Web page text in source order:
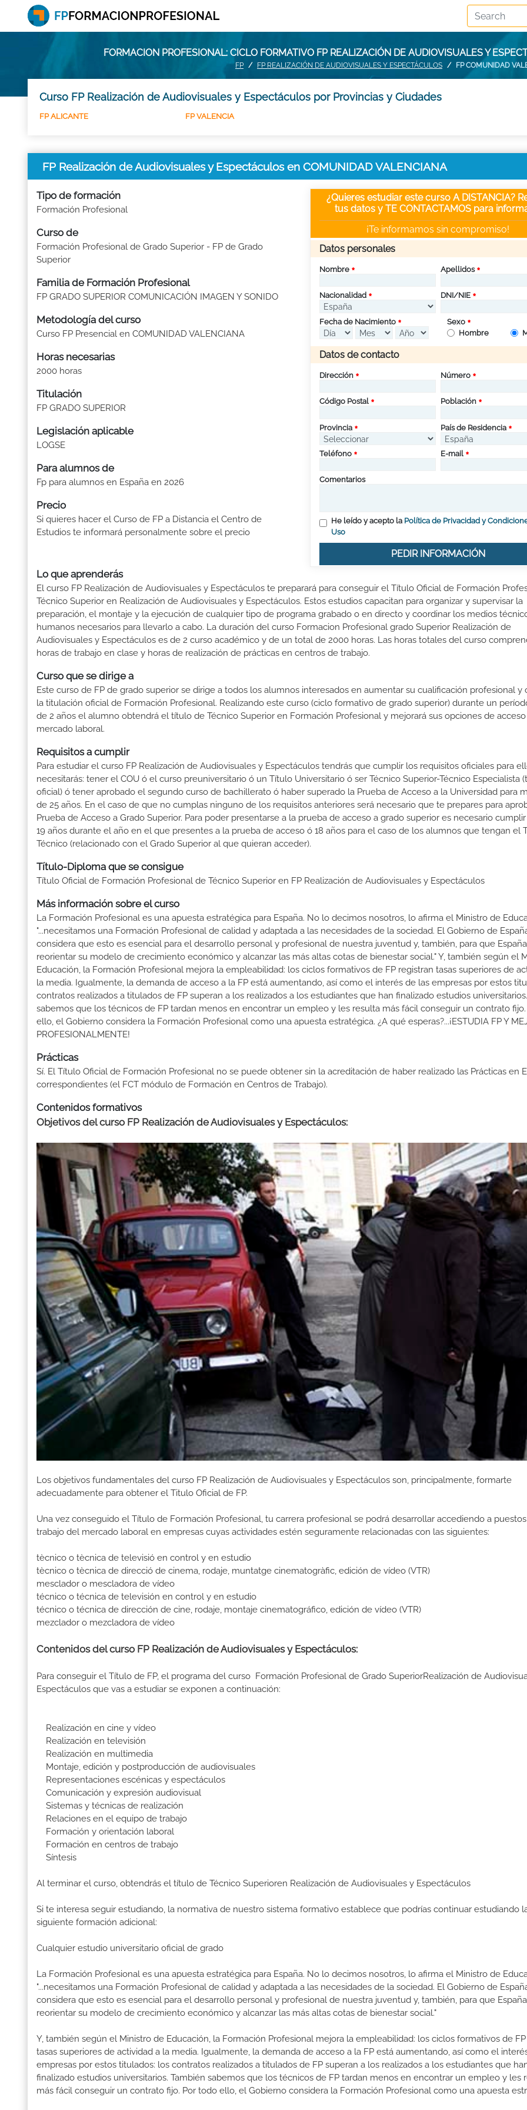
FORMACION PROFESIONAL: CICLO FORMATIVO FP REALIZACIÓN DE AUDIOVISUALES Y
FP FP REALIZACIÓN DE AUDIOVISUALES Y ESPECTÁCULOS FP COMUNIDAD
Curso FP Realización de Audiovisuales y Espectáculos por Provincias y Ciudades
FP ALICANTE FP VALENCIA
FP Realización de Audiovisuales y Espectáculos en COMUNIDAD VALENCIANA
Tipo de formación
Formación Profesional
Curso de
Formación Profesional de Grado Superior - FP de Grado
Superior
Familia de Formación Profesional
FP GRADO SUPERIOR COMUNICACIÓN IMAGEN Y SONIDO
Metodología del curso
Curso FP Presencial en COMUNIDAD VALENCIANA
Horas necesarias
2000 horas
Titulación
FP GRADO SUPERIOR
Legislación aplicable
LOGSE
Para alumnos de
Fp para alumnos en España en 2026
Precio
Si quieres hacer el Curso de FP a Distancia el Centro de
Estudios te informará personalmente sobre el precio
¿Quieres estudiar este curso A DISTANCIA?
tus datos y TE CONTACTAMOS para
¡Te informamos sin compromiso!
Datos personales
Nombre Apellidos
Nacionalidad DNI/NIE
Fecha de Nacimiento
Sexo
Hombre
Datos de contacto
Dirección Número
Código Postal Población
Provincia País de Residencia
Teléfono E-mail
Comentarios
He leído y acepto la Política de Privacidad y
Uso
PEDIR INFORMACIÓN
Lo que aprenderás
El curso FP Realización de Audiovisuales y Espectáculos te preparará para conseguir el Título Oficial de Formación
Técnico Superior en Realización de Audiovisuales y Espectáculos. Estos estudios capacitan para organizar y supervisar la
preparación, el montaje y la ejecución de cualquier tipo de programa grabado o en directo y coordinar los medios
humanos necesarios para llevarlo a cabo. La duración del curso Formacion Profesional grado Superior Realización de
Audiovisuales y Espectáculos es de 2 curso académico y de un total de 2000 horas. Las horas totales del curso
horas de trabajo en clase y horas de realización de prácticas en centros de trabajo.
Curso que se dirige a
Este curso de FP de grado superior se dirige a todos los alumnos interesados en aumentar su cualificación profesional y
la titulación oficial de Formación Profesional. Realizando este curso (ciclo formativo de grado superior) durante un
de 2 años el alumno obtendrá el título de Técnico Superior en Formación Profesional y mejorará sus opciones de
mercado laboral.
Requisitos a cumplir
Para estudiar el curso FP Realización de Audiovisuales y Espectáculos tendrás que cumplir los requisitos oficiales para
necesitarás: tener el COU ó el curso preuniversitario ó un Título Universitario ó ser Técnico Superior-Técnico Especialista
oficial) ó tener aprobado el segundo curso de bachillerato ó haber superado la Prueba de Acceso a la Universidad para
de 25 años. En el caso de que no cumplas ninguno de los requisitos anteriores será necesario que te prepares para
Prueba de Acceso a Grado Superior. Para poder presentarse a la prueba de acceso a grado superior es necesario
19 años durante el año en el que presentes a la prueba de acceso ó 18 años para el caso de los alumnos que tengan el
Técnico (relacionado con el Grado Superior al que quieran acceder).
Título-Diploma que se consigue
Título Oficial de Formación Profesional de Técnico Superior en FP Realización de Audiovisuales y Espectáculos
Más información sobre el curso
La Formación Profesional es una apuesta estratégica para España. No lo decimos nosotros, lo afirma el Ministro de
"...necesitamos una Formación Profesional de calidad y adaptada a las necesidades de la sociedad. El Gobierno de
considera que esto es esencial para el desarrollo personal y profesional de nuestra juventud y, también, para que
reorientar su modelo de crecimiento económico y alcanzar las más altas cotas de bienestar social." Y, también según el
Educación, la Formación Profesional mejora la empleabilidad: los ciclos formativos de FP registran tasas superiores de
la media. Igualmente, la demanda de acceso a la FP está aumentando, así como el interés de las empresas por estos
contratos realizados a titulados de FP superan a los realizados a los estudiantes que han finalizado estudios
sabemos que los técnicos de FP tardan menos en encontrar un empleo y les resulta más fácil conseguir un contrato
ello, el Gobierno considera la Formación Profesional como una apuesta estratégica. ¿A qué esperas?...¡ESTUDIA FP Y
PROFESIONALMENTE!
Prácticas
Sí. El Título Oficial de Formación Profesional no se puede obtener sin la acreditación de haber realizado las Prácticas en
correspondientes (el FCT módulo de Formación en Centros de Trabajo).
Contenidos formativos
Objetivos del curso FP Realización de Audiovisuales y Espectáculos:
Los objetivos fundamentales del curso FP Realización de Audiovisuales y Espectáculos son, principalmente, formarte
adecuadamente para obtener el Titulo Oficial de FP.
Una vez conseguido el Título de Formación Profesional, tu carrera profesional se podrá desarrollar accediendo a
trabajo del mercado laboral en empresas cuyas actividades estén seguramente relacionadas con las siguientes:
tècnico o tècnica de televisió en control y en estudio
tècnico o tècnica de direcció de cinema, rodaje, muntatge cinematogràfic, edición de vídeo (VTR)
mesclador o mescladora de vídeo
técnico o técnica de televisión en control y en estudio
técnico o técnica de dirección de cine, rodaje, montaje cinematográfico, edición de vídeo (VTR)
mezclador o mezcladora de vídeo
Contenidos del curso FP Realización de Audiovisuales y Espectáculos:
Para conseguir el Título de FP, el programa del curso Formación Profesional de Grado SuperiorRealización de
Espectáculos que vas a estudiar se exponen a continuación:
Realización en cine y vídeo
Realización en televisión
Realización en multimedia
Montaje, edición y postproducción de audiovisuales
Representaciones escénicas y espectáculos
Comunicación y expresión audiovisual
Sistemas y técnicas de realización
Relaciones en el equipo de trabajo
Formación y orientación laboral
Formación en centros de trabajo
Síntesis
Al terminar el curso, obtendrás el título de Técnico Superioren Realización de Audiovisuales y Espectáculos
Si te interesa seguir estudiando, la normativa de nuestro sistema formativo establece que podrías continuar estudiando
siguiente formación adicional:
Cualquier estudio universitario oficial de grado
La Formación Profesional es una apuesta estratégica para España. No lo decimos nosotros, lo afirma el Ministro de
"...necesitamos una Formación Profesional de calidad y adaptada a las necesidades de la sociedad. El Gobierno de
considera que esto es esencial para el desarrollo personal y profesional de nuestra juventud y, también, para que
reorientar su modelo de crecimiento económico y alcanzar las más altas cotas de bienestar social."
Y, también según el Ministro de Educación, la Formación Profesional mejora la empleabilidad: los ciclos formativos de
tasas superiores de actividad a la media. Igualmente, la demanda de acceso a la FP está aumentando, así como el
empresas por estos titulados: los contratos realizados a titulados de FP superan a los realizados a los estudiantes que
finalizado estudios universitarios. También sabemos que los técnicos de FP tardan menos en encontrar un empleo y les
más fácil conseguir un contrato fijo. Por todo ello, el Gobierno considera la Formación Profesional como una apuesta